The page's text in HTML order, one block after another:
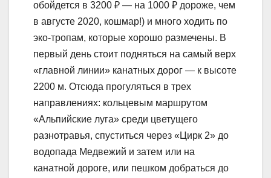
обойдется в 3200 ₽ — на 1000 ₽ дороже, чем
в августе 2020, кошмар!) и много ходить по
эко-тропам, которые хорошо размечены. В
первый день стоит подняться на самый верх
«главной линии» канатных дорог — к высоте
2200 м. Отсюда прогуляться в трех
направлениях: кольцевым маршрутом
«Альпийские луга» среди цветущего
разнотравья, спуститься через «Цирк 2» до
водопада Медвежий и затем или на
канатной дороге, или пешком добраться до